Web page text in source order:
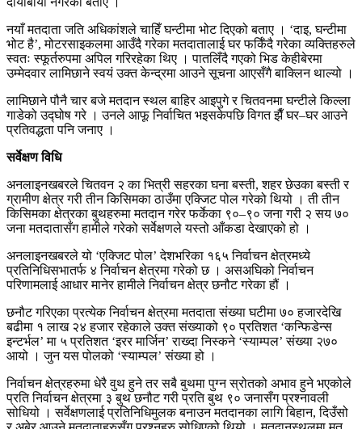
नयाँ मतदाता जति अधिकांशले चाहिँ घन्टीमा भोट दिएको बताए । ‘दाइ, घन्टीमा
भोट है’, मोटरसाइकलमा आउँदै गरेका मतदातालाई घर फर्किँदै गरेका व्यक्तिहरुले
स्वतः स्फूर्तरुपमा अपिल गरिरहेका थिए । पातलिँदै गएको भिड केहीबेरमा
उम्मेदवार लामिछाने स्वयं उक्त केन्द्रमा आउने सूचना आएसँगै बाक्लिन थाल्यो ।
लामिछाने पौनै चार बजे मतदान स्थल बाहिर आइपुगे र चितवनमा घन्टीले किल्ला
गाडेको उद्घोष गरे । उनले आफू निर्वाचित भइसकेपछि विगत झैँ घर–घर आउने
प्रतिवद्धता पनि जनाए ।
सर्वेक्षण विधि
अनलाइनखबरले चितवन २ का भित्री सहरका घना बस्ती, शहर छेउका बस्ती र
ग्रामीण क्षेत्र गरी तीन किसिमका ठाउँमा एक्जिट पोल गरेको थियो । ती तीन
किसिमका क्षेत्रका बुथहरुमा मतदान गरेर फर्केका ९०–९० जना गरी २ सय ७०
जना मतदातासँग हामीले गरेको सर्वेक्षणले यस्तो आँकडा देखाएको हो ।
अनलाइनखबरले यो ‘एक्जिट पोल’ देशभरिका १६५ निर्वाचन क्षेत्रमध्ये
प्रतिनिधिसभातर्फ ४ निर्वाचन क्षेत्रमा गरेको छ । असअघिको निर्वाचन
परिणामलाई आधार मानेर हामीले निर्वाचन क्षेत्र छनौट गरेका हौं ।
छनौट गरिएका प्रत्येक निर्वाचन क्षेत्रमा मतदाता संख्या घटीमा ७० हजारदेखि
बढीमा १ लाख २४ हजार रहेकाले उक्त संख्याको ९० प्रतिशत ‘कन्फिडेन्स
इन्टर्भल’ मा ५ प्रतिशत ‘इरर मार्जिन’ राख्दा निस्कने ‘स्याम्पल’ संख्या २७०
आयो । जुन यस पोलको ‘स्याम्पल’ संख्या हो ।
निर्वाचन क्षेत्रहरुमा धेरै वुथ हुने तर सबै बुथमा पुग्न स्रोतको अभाव हुने भएकोले
प्रति निर्वाचन क्षेत्रमा ३ बुथ छनौट गरी प्रति बुथ ९० जनासँग प्रश्नावली
सोधियो । सर्वेक्षणलाई प्रतिनिधिमुलक बनाउन मतदानका लागि बिहान, दिउँसो